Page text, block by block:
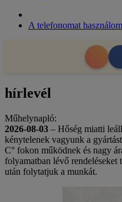
A telefonomat
hírlevél
Műhelynapló:
2026-08-03 – Hőség miatti
kénytelenek vagyunk a
C° fokon működnek és nagy
folyamatban lévő
után folytatjuk a munkát.